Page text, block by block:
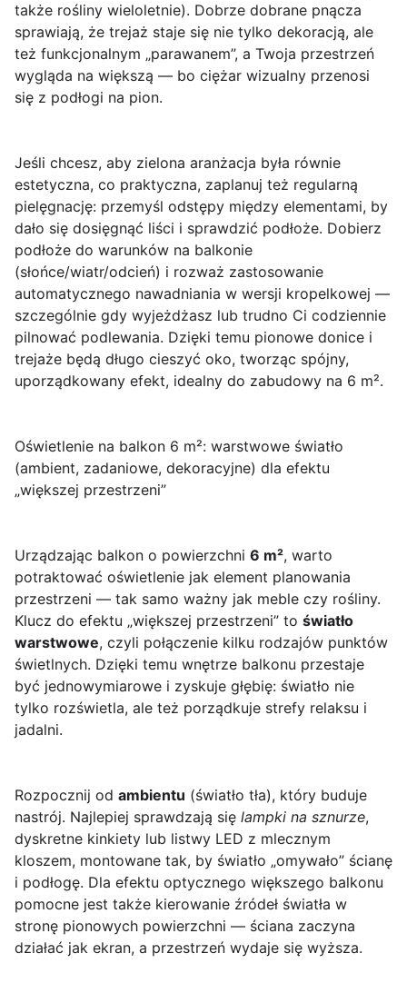
także rośliny wieloletnie). Dobrze dobrane pnącza
sprawiają, że trejaż staje się nie tylko dekoracją, ale
też funkcjonalnym „parawanem”, a Twoja przestrzeń
wygląda na większą — bo ciężar wizualny przenosi
się z podłogi na pion.
Jeśli chcesz, aby zielona aranżacja była równie
estetyczna, co praktyczna, zaplanuj też regularną
pielęgnację: przemyśl odstępy między elementami, by
dało się dosięgnąć liści i sprawdzić podłoże. Dobierz
podłoże do warunków na balkonie
(słońce/wiatr/odcień) i rozważ zastosowanie
automatycznego nawadniania w wersji kropelkowej —
szczególnie gdy wyjeżdżasz lub trudno Ci codziennie
pilnować podlewania. Dzięki temu pionowe donice i
trejaże będą długo cieszyć oko, tworząc spójny,
uporządkowany efekt, idealny do zabudowy na 6 m².
Oświetlenie na balkon 6 m²: warstwowe światło
(ambient, zadaniowe, dekoracyjne) dla efektu
„większej przestrzeni”
Urządzając balkon o powierzchni 6 m², warto
potraktować oświetlenie jak element planowania
przestrzeni — tak samo ważny jak meble czy rośliny.
Klucz do efektu „większej przestrzeni” to światło
warstwowe, czyli połączenie kilku rodzajów punktów
świetlnych. Dzięki temu wnętrze balkonu przestaje
być jednowymiarowe i zyskuje głębię: światło nie
tylko rozświetla, ale też porządkuje strefy relaksu i
jadalni.
Rozpocznij od ambientu (światło tła), który buduje
nastrój. Najlepiej sprawdzają się lampki na sznurze,
dyskretne kinkiety lub listwy LED z mlecznym
kloszem, montowane tak, by światło „omywało” ścianę
i podłogę. Dla efektu optycznego większego balkonu
pomocne jest także kierowanie źródeł światła w
stronę pionowych powierzchni — ściana zaczyna
działać jak ekran, a przestrzeń wydaje się wyższa.